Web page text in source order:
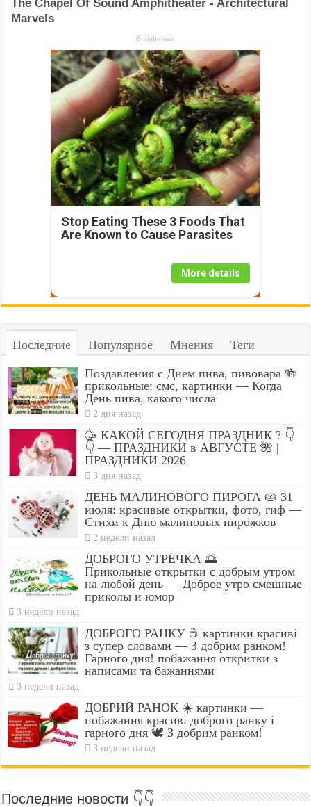
Stop Eating These 3 Foods That
Are Known to Cause Parasites
More details
Последние Популярное Мнения Теги
Поздавления с Днем пива, пивовара 🍻
прикольные: смс, картинки — Когда
День пива, какого числа
2 дня назад
🥳 КАКОЙ СЕГОДНЯ ПРАЗДНИК ? 👇
👇 — ПРАЗДНИКИ в АВГУСТЕ 🌺 |
ПРАЗДНИКИ 2026
3 дня назад
ДЕНЬ МАЛИНОВОГО ПИРОГА 🥧 31
июля: красивые открытки, фото, гиф —
Стихи к Дню малиновых пирожков
2 недели назад
ДОБРОГО УТРЕЧКА 🌅 —
Прикольные открытки с добрым утром
на любой день — Доброе утро смешные
приколы и юмор
3 недели назад
ДОБРОГО РАНКУ ☕ картинки красиві
з супер словами — З добрим ранком!
Гарного дня! побажання откритки з
написами та бажаннями
3 недели назад
ДОБРИЙ РАНОК ☀️ картинки —
побажання красиві доброго ранку і
гарного дня 🕊️ З добрим ранком!
3 недели назад
Последние новости 👇👇